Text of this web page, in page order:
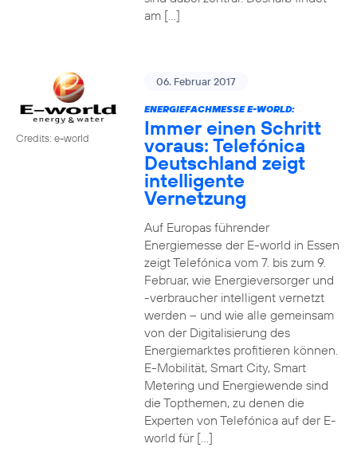
am […]
Credits: e-world
06. Februar 2017
ENERGIEFACHMESSE E-WORLD:
Immer einen Schritt
voraus: Telefónica
Deutschland zeigt
intelligente
Vernetzung
Auf Europas führender
Energiemesse der E-world in Essen
zeigt Telefónica vom 7. bis zum 9.
Februar, wie Energieversorger und
-verbraucher intelligent vernetzt
werden – und wie alle gemeinsam
von der Digitalisierung des
Energiemarktes profitieren können.
E-Mobilität, Smart City, Smart
Metering und Energiewende sind
die Topthemen, zu denen die
Experten von Telefónica auf der E-
world für […]